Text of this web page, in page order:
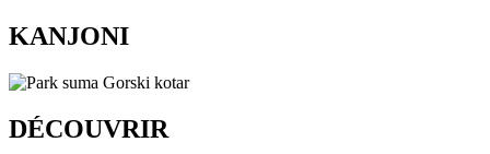
KANJONI
DÉCOUVRIR